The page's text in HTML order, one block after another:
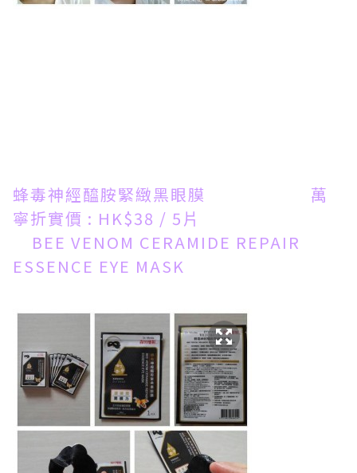
蜂毒神經醯胺緊緻黑眼膜 萬
寧折實價 : HK$38 / 5片
BEE VENOM CERAMIDE REPAIR
ESSENCE EYE MASK